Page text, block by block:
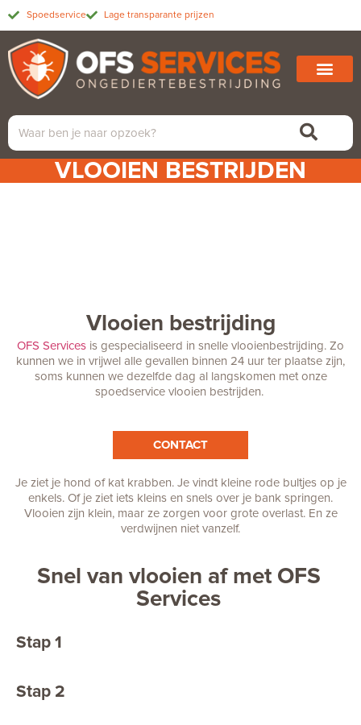
Spoedservice Lage transparante prijzen
VLOOIEN BESTRIJDEN
Vlooien bestrijding
OFS Services is gespecialiseerd in snelle vlooienbestrijding. Zo
kunnen we in vrijwel alle gevallen binnen 24 uur ter plaatse zijn,
soms kunnen we dezelfde dag al langskomen met onze
spoedservice vlooien bestrijden.
CONTACT
Je ziet je hond of kat krabben. Je vindt kleine rode bultjes op je
enkels. Of je ziet iets kleins en snels over je bank springen.
Vlooien zijn klein, maar ze zorgen voor grote overlast. En ze
verdwijnen niet vanzelf.
Snel van vlooien af met OFS
Services
Stap 1
Stap 2